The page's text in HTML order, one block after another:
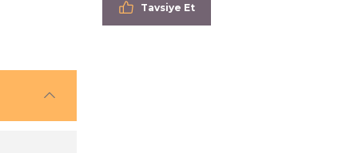
Tavsiye Et